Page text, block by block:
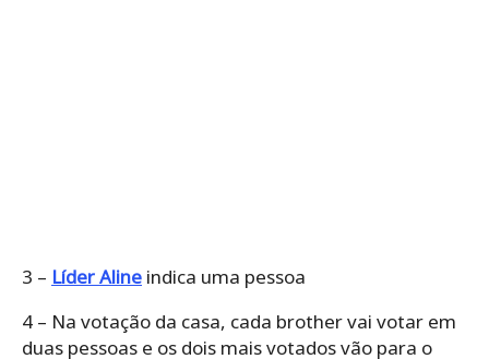
3 – Líder Aline indica uma pessoa
4 – Na votação da casa, cada brother vai votar em
duas pessoas e os dois mais votados vão para o